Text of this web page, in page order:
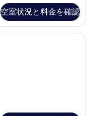
空室状況と料金を確認